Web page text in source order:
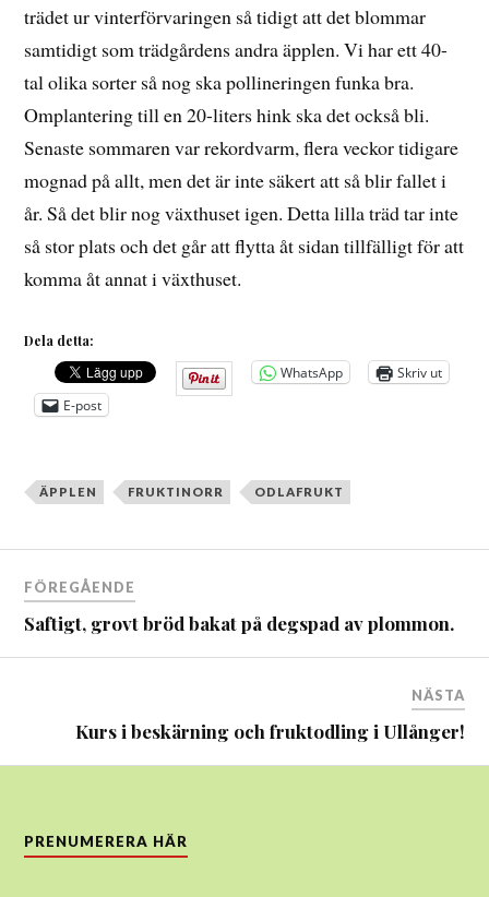
trädet ur vinterförvaringen så tidigt att det blommar
samtidigt som trädgårdens andra äpplen. Vi har ett 40-
tal olika sorter så nog ska pollineringen funka bra.
Omplantering till en 20-liters hink ska det också bli.
Senaste sommaren var rekordvarm, flera veckor tidigare
mognad på allt, men det är inte säkert att så blir fallet i
år. Så det blir nog växthuset igen. Detta lilla träd tar inte
så stor plats och det går att flytta åt sidan tillfälligt för att
komma åt annat i växthuset.
Dela detta:
WhatsApp
Skriv ut
E-post
ÄPPLEN FRUKTINORR ODLAFRUKT
Inläggsnavigering
FÖREGÅENDE
Saftigt, grovt bröd bakat på degspad av plommon.
NÄSTA
Kurs i beskärning och fruktodling i Ullånger!
PRENUMERERA HÄR